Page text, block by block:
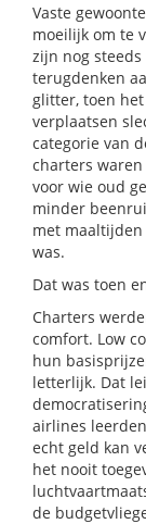
Vaste
moeilijk om te
zijn nog
terugdenken
glitter, toen
verplaatsen
categorie van
charters
voor wie oud
minder
met
was.
Dat was toen
Charters
comfort. Low
hun
letterlijk. Dat
airlines
echt geld kan
het nooit
de